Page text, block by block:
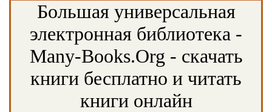
Большая универсальная
электронная библиотека -
Many-Books.Org - скачать
книги бесплатно и читать
книги онлайн